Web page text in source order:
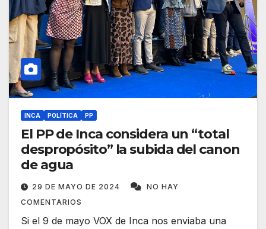
INCA POLÍTICA PP
El PP de Inca considera un “total
despropósito” la subida del canon
de agua
29 DE MAYO DE 2024
NO HAY
COMENTARIOS
Si el 9 de mayo VOX de Inca nos enviaba una